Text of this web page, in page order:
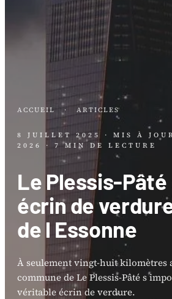
ACCUEIL · ARTICLES
8 JUILLET 2025 · MIS À
2026
· 7 MIN DE LECTURE
Le Plessis-Pâté
écrin de
de l Essonne
À seulement vingt-huit kilomètres
commune de Le Plessis-Pâté s
véritable écrin de verdure.